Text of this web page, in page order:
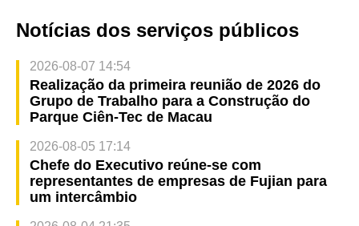
Notícias dos serviços públicos
2026-08-07 14:54
Realização da primeira reunião de 2026 do
Grupo de Trabalho para a Construção do
Parque Ciên-Tec de Macau
2026-08-05 17:14
Chefe do Executivo reúne-se com
representantes de empresas de Fujian para
um intercâmbio